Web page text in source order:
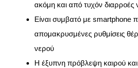
ακόμη και από τυχόν διαρροές
Είναι συμβατό με smartphone
απομακρυσμένες ρυθμίσεις
νερού
Η έξυπνη πρόβλεψη καιρού